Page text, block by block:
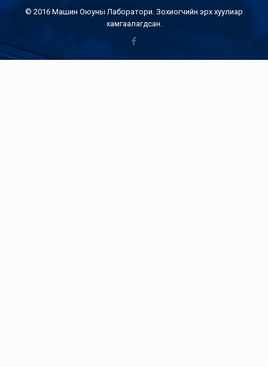
© 2016 Машин Оюуны Лаборатори. Зохиогчийн эрх хуулиар
хамгаалагдсан.